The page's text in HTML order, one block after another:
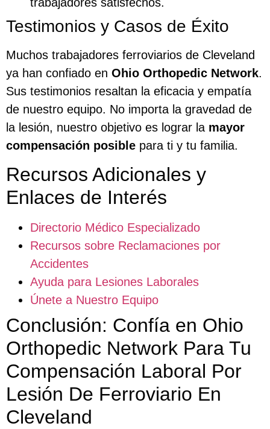
Testimonios y Casos de Éxito
Muchos trabajadores ferroviarios de Cleveland
ya han confiado en Ohio Orthopedic Network.
Sus testimonios resaltan la eficacia y empatía
de nuestro equipo. No importa la gravedad de
la lesión, nuestro objetivo es lograr la mayor
compensación posible para ti y tu familia.
Recursos Adicionales y
Enlaces de Interés
Directorio Médico Especializado
Recursos sobre Reclamaciones por
Accidentes
Ayuda para Lesiones Laborales
Únete a Nuestro Equipo
Conclusión: Confía en Ohio
Orthopedic Network Para Tu
Compensación Laboral Por
Lesión De Ferroviario En
Cleveland